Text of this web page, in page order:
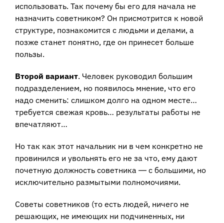
использовать. Так почему бы его для начала не
назначить советником? Он присмотрится к новой
структуре, познакомится с людьми и делами, а
позже станет понятно, где он принесет больше
пользы.
Второй вариант. Человек руководил большим
подразделением, но появилось мнение, что его
надо сменить: слишком долго на одном месте…
требуется свежая кровь… результаты работы не
впечатляют…
Но так как этот начальник ни в чем конкретно не
провинился и увольнять его не за что, ему дают
почетную должность советника ― с большими, но
исключительно размытыми полномочиями.
Советы советников (то есть людей, ничего не
решающих, не имеющих ни подчиненных, ни